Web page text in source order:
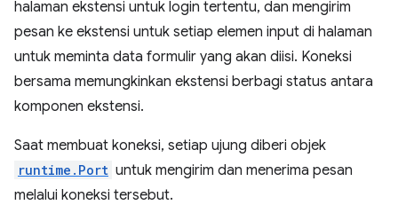
halaman ekstensi untuk login tertentu, dan mengirim
pesan ke ekstensi untuk setiap elemen input di halaman
untuk meminta data formulir yang akan diisi. Koneksi
bersama memungkinkan ekstensi berbagi status antara
komponen ekstensi.
Saat membuat koneksi, setiap ujung diberi objek
runtime.Port untuk mengirim dan menerima pesan
melalui koneksi tersebut.